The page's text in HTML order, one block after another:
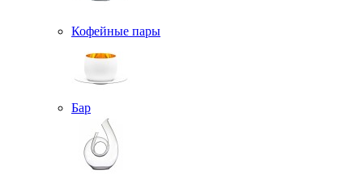
Кофейные пары
Бар